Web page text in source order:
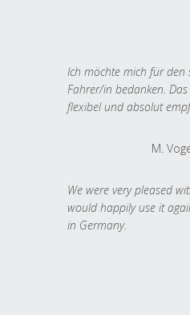
Ich möchte mich für den
Fahrer/in bedanken.
flexibel und absolut
M.
We were very pleased
would happily use it
in Germany.